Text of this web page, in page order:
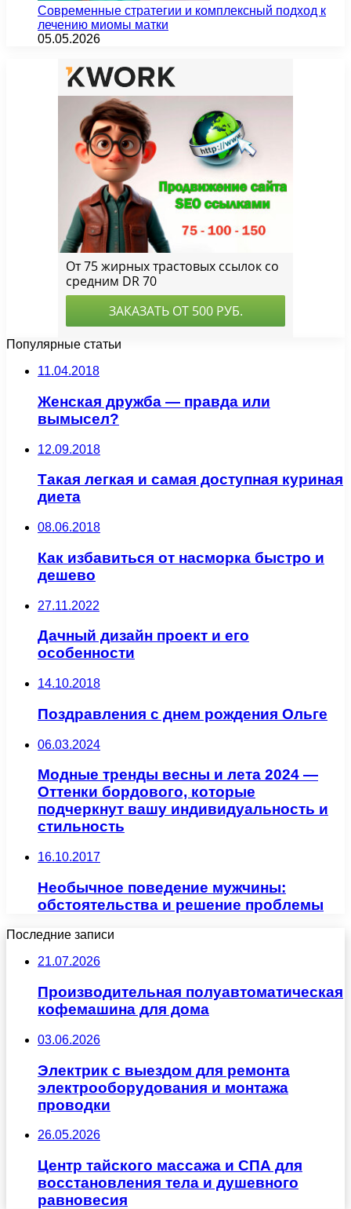
Современные стратегии и комплексный подход к
лечению миомы матки
05.05.2026
Популярные статьи
11.04.2018
Женская дружба — правда или
вымысел?
12.09.2018
Такая легкая и самая доступная куриная
диета
08.06.2018
Как избавиться от насморка быстро и
дешево
27.11.2022
Дачный дизайн проект и его
особенности
14.10.2018
Поздравления с днем рождения Ольге
06.03.2024
Модные тренды весны и лета 2024 —
Оттенки бордового, которые
подчеркнут вашу индивидуальность и
стильность
16.10.2017
Необычное поведение мужчины:
обстоятельства и решение проблемы
Последние записи
21.07.2026
Производительная полуавтоматическая
кофемашина для дома
03.06.2026
Электрик с выездом для ремонта
электрооборудования и монтажа
проводки
26.05.2026
Центр тайского массажа и СПА для
восстановления тела и душевного
равновесия